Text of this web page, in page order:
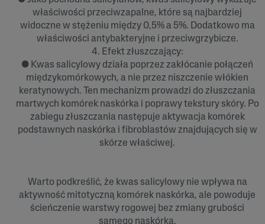
właściwości przeciwzapalne, które są najbardziej
widoczne w stężeniu między 0,5% a 5%. Dodatkowo ma
właściwości antybakteryjne i przeciwgrzybicze.
4. Efekt złuszczający:
● Kwas salicylowy działa poprzez zakłócanie połączeń
międzykomórkowych, a nie przez niszczenie włókien
keratynowych. Ten mechanizm prowadzi do złuszczania
martwych komórek naskórka i poprawy tekstury skóry. Po
zabiegu złuszczania następuje aktywacja komórek
podstawnych naskórka i fibroblastów znajdujących się w
skórze właściwej.
Warto podkreślić, że kwas salicylowy nie wpływa na
aktywność mitotyczną komórek naskórka, ale powoduje
ścieńczenie warstwy rogowej bez zmiany grubości
samego naskórka.